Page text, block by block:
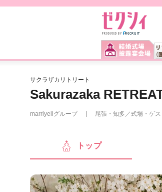
サクラザカリトリート
Sakurazaka
marriyellグループ 尾張・知多 ／式場・ゲ
トップ